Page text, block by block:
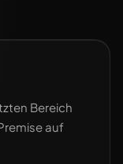
Bereich
auf